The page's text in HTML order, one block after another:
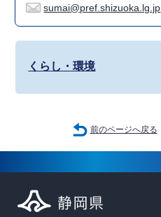
sumai@pref.shizuoka.lg.jp
くらし・環境
前のページへ戻る